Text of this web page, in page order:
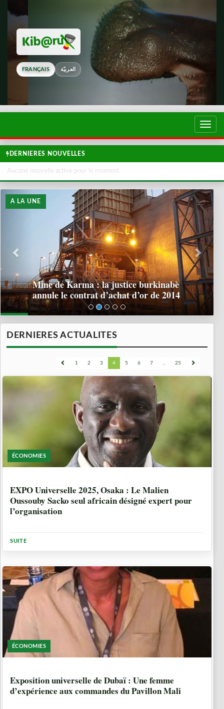
FRANÇAIS العربيّة
DERNIERES NOUVELLES
Aucune nouvelle active pour le moment.
A LA UNE
Mine de Karma : la justice burkinabè
annule le contrat d’achat d’or de 2014
DERNIERES ACTUALITES
1 2 3 4 5 6 7 ... 25
ÉCONOMIES
EXPO Universelle 2025, Osaka : Le Malien
Oussouby Sacko seul africain désigné expert pour
l’organisation
SUITE
ÉCONOMIES
Exposition universelle de Dubaï : Une femme
d’expérience aux commandes du Pavillon Mali